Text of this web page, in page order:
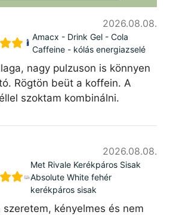
2026.08.08.
Amacx - Drink Gel - Cola
Caffeine - kólás energiazselé
nagy pulzuson is könnyen
Rögtön beüt a koffein. A
szoktam kombinálni.
2026.08.08.
Met Rivale Kerékpáros Sisak
Absolute White fehér
kerékpáros sisak
szeretem, kényelmes és nem